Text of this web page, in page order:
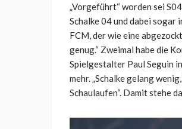
„Vorgeführt“ worden sei
Schalke 04 und dabei sogar
FCM, der wie eine
genug.“ Zweimal habe die
Spielgestalter Paul Seguin
mehr. „Schalke gelang
Schaulaufen“. Damit stehe